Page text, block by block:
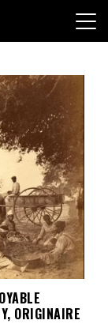
ORIGINAIRE